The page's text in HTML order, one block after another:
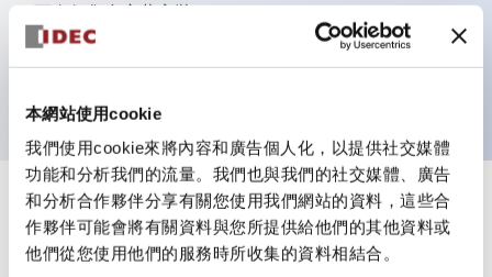
本網站使用cookie
我們使用cookie來將內容和廣告個人化，以提供社交媒體
功能和分析我們的流量。我們也與我們的社交媒體、廣告
和分析合作夥伴分享有關您使用我們網站的資料，這些合
作夥伴可能會將有關資料與您所提供給他們的其他資料或
他們從您使用他們的服務時所收集的資料相結合。
可進行集合密著安裝
附鎖選擇開關採用高安全性的彈子鎖結構
規格 顯示全部
審美規範